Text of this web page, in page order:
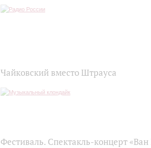
Чайковский вместо Штрауса
Фестиваль. Спектакль-концерт «Ван